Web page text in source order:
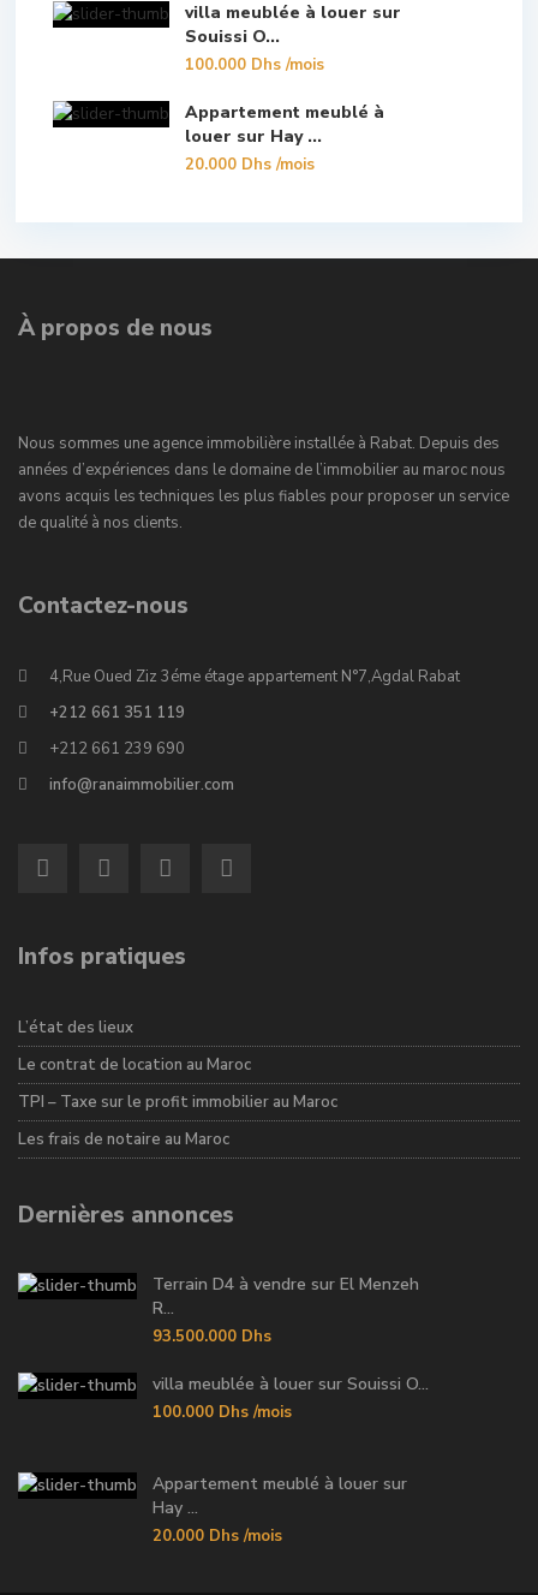
villa meublée à louer sur
Souissi O...
100.000 Dhs/mois
Appartement meublé à
louer sur Hay ...
20.000 Dhs/mois
À propos de nous
Nous sommes une agence immobilière installée à Rabat. Depuis des
années d’expériences dans le domaine de l’immobilier au maroc nous
avons acquis les techniques les plus fiables pour proposer un service
de qualité à nos clients.
Contactez-nous
4,Rue Oued Ziz 3éme étage appartement N°7,Agdal Rabat
+212 661 351 119
+212 661 239 690
info@ranaimmobilier.com
Infos pratiques
L’état des lieux
Le contrat de location au Maroc
TPI – Taxe sur le profit immobilier au Maroc
Les frais de notaire au Maroc
Dernières annonces
Terrain D4 à vendre sur El Menzeh
R...
93.500.000 Dhs
villa meublée à louer sur Souissi O...
100.000 Dhs /mois
Appartement meublé à louer sur
Hay ...
20.000 Dhs /mois